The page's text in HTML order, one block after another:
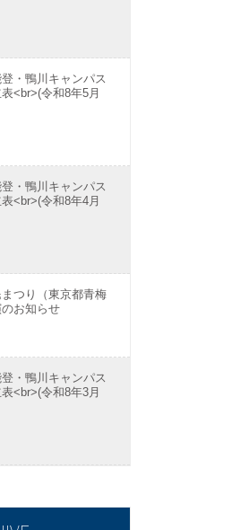
・鴨川キャンパス
<br>(令和8年5月
・鴨川キャンパス
<br>(令和8年4月
つり（東京都青梅
お知らせ
・鴨川キャンパス
<br>(令和8年3月